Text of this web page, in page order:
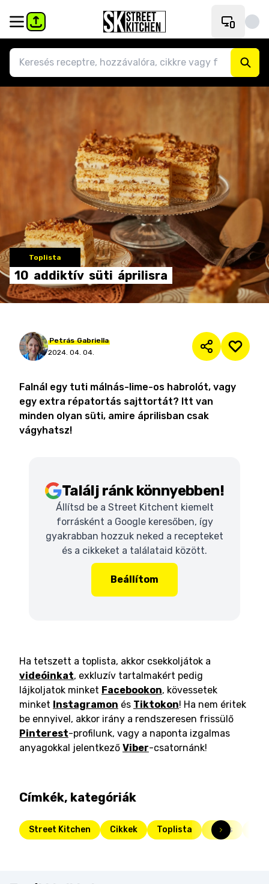
Toplista
10 addiktív süti áprilisra
Petrás Gabriella
2024. 04. 04.
Falnál egy tuti málnás-lime-os habrolót, vagy
egy extra répatortás sajttortát? Itt van
minden olyan süti, amire áprilisban csak
vágyhatsz!
Találj ránk könnyebben!
Állítsd be a Street Kitchent kiemelt
forrásként a Google keresőben, így
gyakrabban hozzuk neked a recepteket
és a cikkeket a találataid között.
Beállítom
Ha tetszett a toplista, akkor csekkoljátok a
videóinkat, exkluzív tartalmakért pedig
lájkoljatok minket Facebookon, kövessetek
minket Instagramon és Tiktokon! Ha nem éritek
be ennyivel, akkor irány a rendszeresen frissülő
Pinterest-profilunk, vagy a naponta izgalmas
anyagokkal jelentkező Viber-csatornánk!
Címkék, kategóriák
Street Kitchen Cikkek Toplista Friss